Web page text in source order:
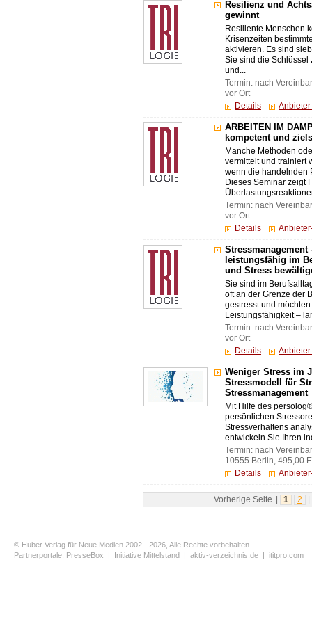
Resilienz und
gewinnt
Resiliente Menschen
Krisenzeiten
aktivieren. Es sind
Sie sind die Schlüssel
und...
Termin: nach
vor Ort
Details
ARBEITEN IM
kompetent und
Manche Methoden
vermittelt und trainiert
wenn die handelnden
Dieses Seminar zeigt
Termin: nach
vor Ort
Details
Stressmanagement
leistungsfähig im
und Stress
Sie sind im
oft an der Grenze der
gestresst und
Leistungsfähigkeit –
Termin: nach
vor Ort
Details
Weniger Stress im
Stressmodell für
Stressmanagement
Mit Hilfe des
persönlichen
Stressverhaltens
entwickeln Sie Ihren
Termin: nach
10555 Berlin, 495,00
Details
Vorherige Seite 1 2
© Huber Verlag für Neue Medien 2002 - 2026, Alle Rechte vorbehalten.
Partnerportale: PresseBox | Initiative Mittelstand | aktiv-verzeichnis.de | ititpro.com